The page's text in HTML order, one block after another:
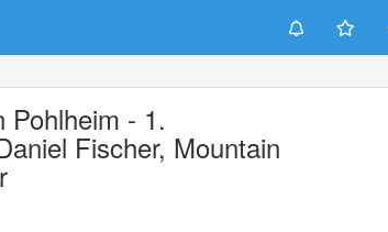
Pohlheim - 1.
Fischer, Mountain